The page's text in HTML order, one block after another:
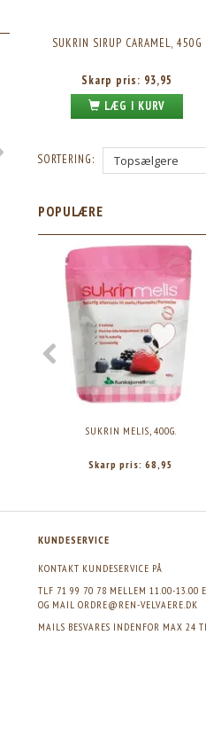
SUKRIN SIRUP CARAMEL, 450G
Skarp pris: 93,95
LÆG I KURV
SORTERING:
POPULÆRE
SUKRIN MELIS, 400G.
Skarp pris:68,95
KUNDESERVICE
KONTAKT KUNDESERVICE PÅ
TLF 71 99 70 78 MELLEM 11.00-13.00
OG MAIL ORDRE@REN-VELVAERE.DK
MAILS BESVARES INDENFOR MAX 24